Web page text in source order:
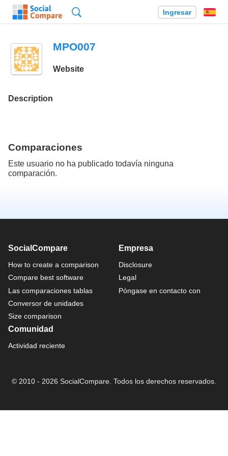
Ingresar
MPO007
Website
Description
Comparaciones
Este usuario no ha publicado todavía ninguna
comparación.
SocialCompare
How to create a comparison
Compare best software
Las comparaciones tablas
Conversor de unidades
Size comparison
Empresa
Disclosure
Legal
Póngase en contacto con
Comunidad
Actividad reciente
© 2010 - 2026 SocialCompare. Todos los derechos reservados.